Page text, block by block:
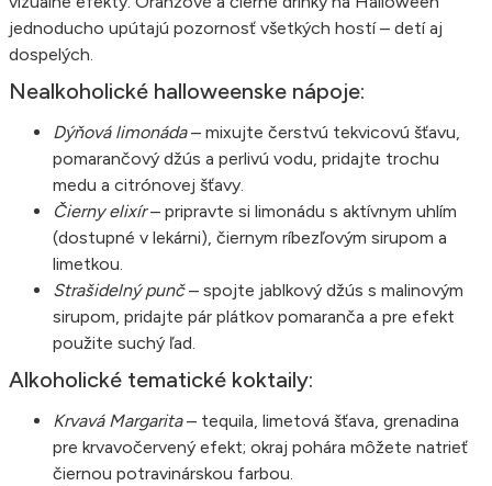
jednoducho upútajú pozornosť všetkých hostí – detí aj
dospelých.
Nealkoholické halloweenske nápoje:
Dýňová limonáda– mixujte čerstvú tekvicovú šťavu,
pomarančový džús a perlivú vodu, pridajte trochu
medu a citrónovej šťavy.
Čierny elixír– pripravte si limonádu s aktívnym uhlím
(dostupné v lekárni), čiernym ríbezľovým sirupom a
limetkou.
Strašidelný punč– spojte jablkový džús s malinovým
sirupom, pridajte pár plátkov pomaranča a pre efekt
použite suchý ľad.
Alkoholické tematické koktaily:
Krvavá Margarita– tequila, limetová šťava, grenadina
pre krvavočervený efekt; okraj pohára môžete natrieť
čiernou potravinárskou farbou.